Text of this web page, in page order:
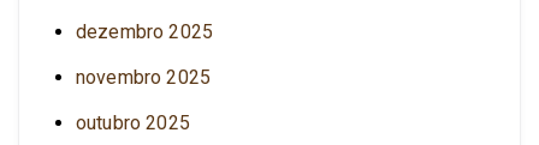
dezembro 2025
novembro 2025
outubro 2025